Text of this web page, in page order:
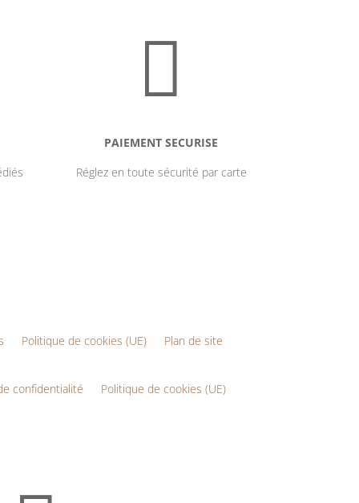

PAIEMENT SECURISE
Réglez en toute sécurité par carte
Politique de cookies (UE) Plan de site
confidentialité Politique de cookies (UE)